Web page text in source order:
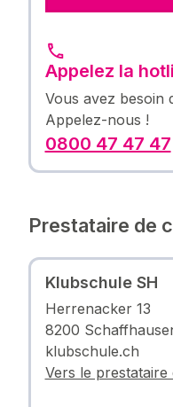
Appelez la
Vous avez besoin
Appelez-nous !
0800 47 47 47
Prestataire de
Klubschule SH
Herrenacker 13
8200
klubschule.ch
Vers le